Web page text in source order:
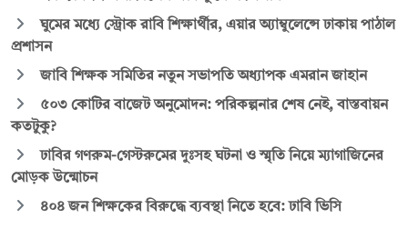
ঘুমের মধ্যে স্ট্রোক রাবি শিক্ষার্থীর, এয়ার অ্যাম্বুলেন্সে ঢাকায় পাঠাল
প্রশাসন
জাবি শিক্ষক সমিতির নতুন সভাপতি অধ্যাপক এমরান জাহান
৫০৩ কোটির বাজেট অনুমোদন: পরিকল্পনার শেষ নেই, বাস্তবায়ন
কতটুকু?
ঢাবির গণরুম-গেস্টরুমের দুঃসহ ঘটনা ও স্মৃতি নিয়ে ম্যাগাজিনের
মোড়ক উন্মোচন
৪০৪ জন শিক্ষকের বিরুদ্ধে ব্যবস্থা নিতে হবে: ঢাবি ভিসি